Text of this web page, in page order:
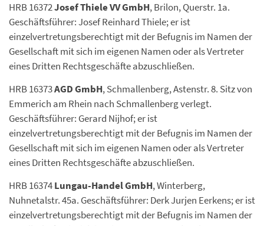
HRB 16372Josef Thiele VV GmbH, Brilon, Querstr. 1a.
Geschäftsführer: Josef Reinhard Thiele; er ist
einzelvertretungsberechtigt mit der Befugnis im Namen der
Gesellschaft mit sich im eigenen Namen oder als Vertreter
eines Dritten Rechtsgeschäfte abzuschließen.
HRB 16373AGD GmbH, Schmallenberg, Astenstr. 8. Sitz von
Emmerich am Rhein nach Schmallenberg verlegt.
Geschäftsführer: Gerard Nijhof; er ist
einzelvertretungsberechtigt mit der Befugnis im Namen der
Gesellschaft mit sich im eigenen Namen oder als Vertreter
eines Dritten Rechtsgeschäfte abzuschließen.
HRB 16374Lungau-Handel GmbH, Winterberg,
Nuhnetalstr. 45a. Geschäftsführer: Derk Jurjen Eerkens; er ist
einzelvertretungsberechtigt mit der Befugnis im Namen der